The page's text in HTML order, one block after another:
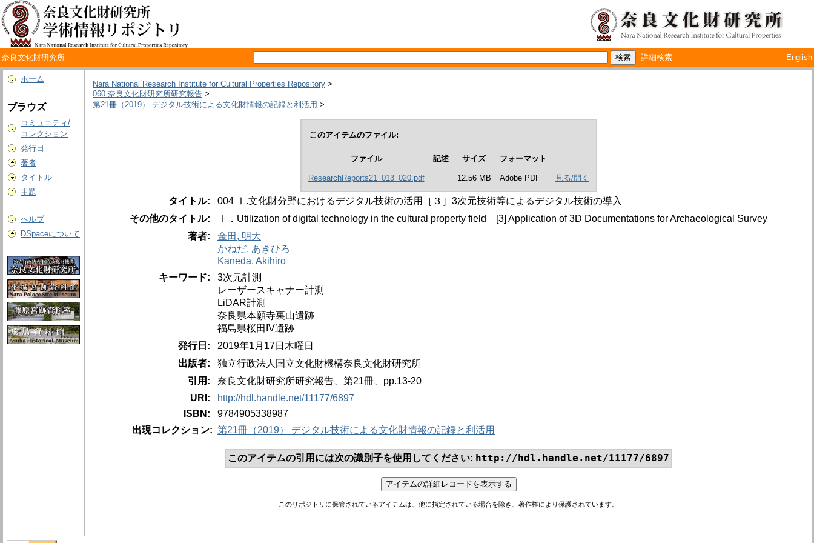
奈良文化財研究所 詳細検索 English
ホーム
ブラウズ
コミュニティ/
コレクション
発行日
著者
タイトル
主題
ヘルプ
DSpaceについて
Nara National Research Institute for Cultural Properties Repository >
060 奈良文化財研究所研究報告 >
第21冊（2019） デジタル技術による文化財情報の記録と利活用 >
このアイテムのファイル:
ファイル 記述 サイズ フォーマット
ResearchReports21_013_020.pdf 12.56 MB Adobe PDF 見る/開く
タイトル:
004 Ⅰ.文化財分野におけるデジタル技術の活用［３］3次元技術等によるデジタル技術の導入
その他のタイトル:
Ⅰ．Utilization of digital technology in the cultural property field [3] Application of 3D Documentations for Archaeological Survey
著者:
金田, 明大
かねだ, あきひろ
Kaneda, Akihiro
キーワード:
3次元計測
レーザースキャナー計測
LiDAR計測
奈良県本願寺裏山遺跡
福島県桜田IV遺跡
発行日:
2019年1月17日木曜日
出版者:
独立行政法人国立文化財機構奈良文化財研究所
引用:
奈良文化財研究所研究報告、第21冊、pp.13-20
URI:
http://hdl.handle.net/11177/6897
ISBN:
9784905338987
出現コレクション: 第21冊（2019） デジタル技術による文化財情報の記録と利活用
このアイテムの引用には次の識別子を使用してください: http://hdl.handle.net/11177/6897
このリポジトリに保管されているアイテムは、他に指定されている場合を除き、著作権により保護されています。